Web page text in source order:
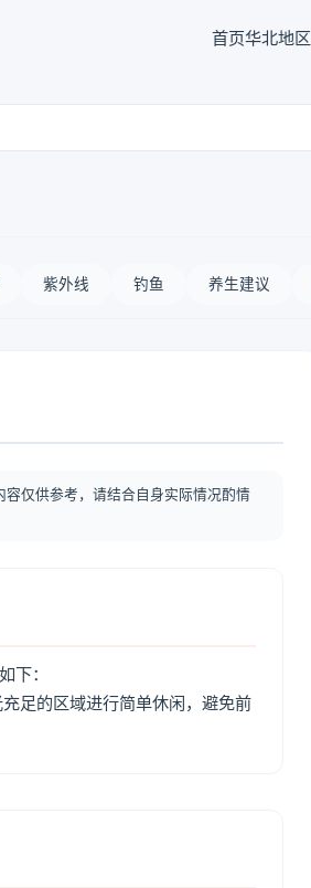
首页华北地区
紫外线 钓鱼 养生建议
仅供参考，请结合自身实际情况酌情
下：
足的区域进行简单休闲，避免前